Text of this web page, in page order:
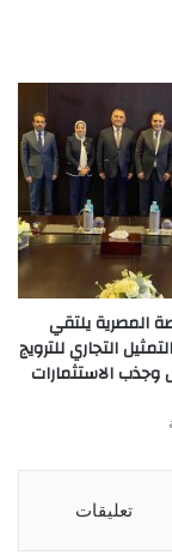
المصرية يلتقي
التجاري للترويج
الاستثمارات
تعليقات